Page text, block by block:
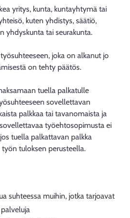
yritys, kunta, kuntayhtymä tai
kuten yhdistys, säätiö,
yhdyskunta tai seurakunta.
joka on alkanut jo
on tehty päätös.
tuella palkatulle
sovellettavan
palkkaa tai tavanomaista ja
työehtosopimusta ei
tuella palkattavan palkka
tuloksen perusteella.
suhteessa muihin, jotka tarjoavat